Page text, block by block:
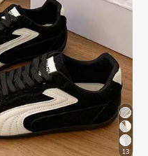
13
1# الأفضل مبيعا
في المرأة التزلج أحذية